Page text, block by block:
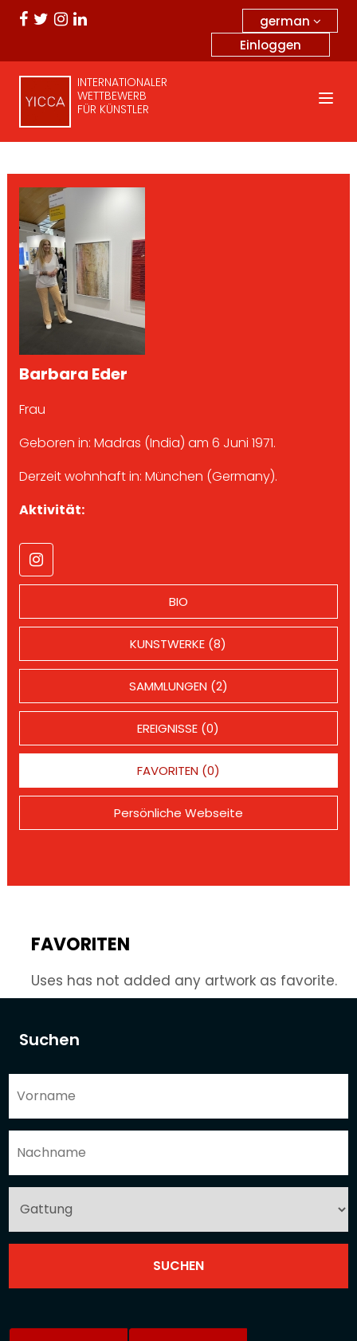
german
Einloggen
INTERNATIONALER
WETTBEWERB
FÜR KÜNSTLER
Suchen
Barbara Eder
Frau
Geboren in: Madras (India) am 6 Juni 1971.
Derzeit wohnhaft in: München (Germany).
Aktivität:
BIO
KUNSTWERKE (8)
SAMMLUNGEN (2)
EREIGNISSE (0)
FAVORITEN (0)
Persönliche Webseite
FAVORITEN
Uses has not added any artwork as favorite.